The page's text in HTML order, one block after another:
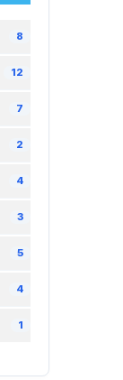
8
12
7
2
4
3
5
4
1